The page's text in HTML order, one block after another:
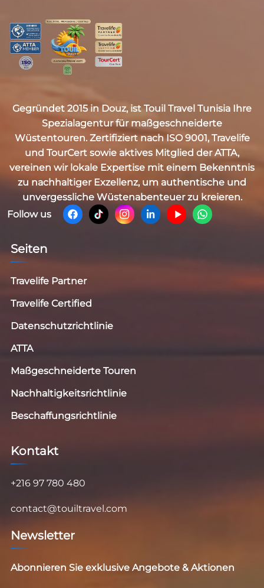
Gegründet 2015 in Douz, istTouil Travel Tunisia Ihre
Spezialagentur für maßgeschneiderte
Wüstentouren. Zertifiziert nach ISO 9001, Travelife
und TourCert sowie aktives Mitglied derATTA,
vereinen wir lokale Expertise mit einem Bekenntnis
zu nachhaltiger Exzellenz, um authentische und
unvergessliche Wüstenabenteuer zu kreieren.
Follow us
Seiten
Travelife Partner
Travelife Certified
Datenschutzrichtlinie
ATTA
Maßgeschneiderte Touren
Nachhaltigkeitsrichtlinie
Beschaffungsrichtlinie
Kontakt
+216 97 780 480
contact@touiltravel.com
Newsletter
Abonnieren Sie exklusive Angebote & Aktionen